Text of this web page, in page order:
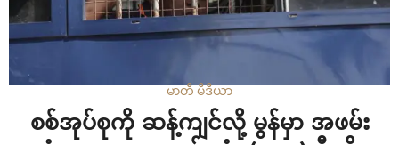
မာတီ မီဒီယာ
စစ်အုပ်စုကို ဆန့်ကျင်လို့ မွန်မှာ အဖမ်း